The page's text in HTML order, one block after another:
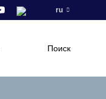
ru
Поиск